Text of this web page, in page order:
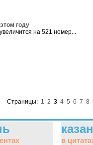
году
на 521 номер...
Страницы: 1 2 3 4 5 6 7 8
в